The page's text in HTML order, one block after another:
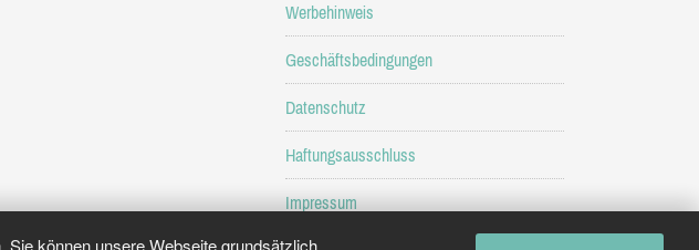
können unsere Webseite grundsätzlich
Werbehinweis
Geschäftsbedingungen
Datenschutz
Haftungsausschluss
Impressum